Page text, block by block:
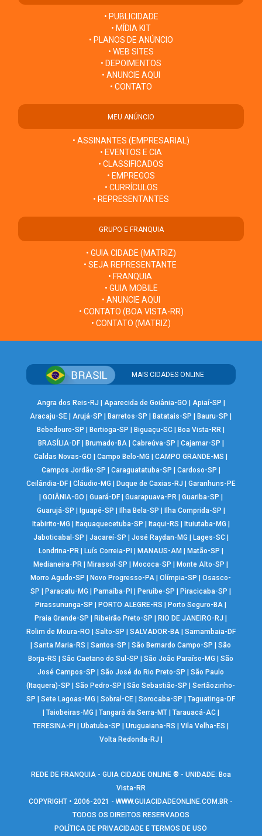
• PUBLICIDADE
• MÍDIA KIT
• PLANOS DE ANÚNCIO
• WEB SITES
• DEPOIMENTOS
• ANUNCIE AQUI
• CONTATO
MEU ANÚNCIO
• ASSINANTES (EMPRESARIAL)
• EVENTOS E CIA
• CLASSIFICADOS
• EMPREGOS
• CURRÍCULOS
• REPRESENTANTES
GRUPO E FRANQUIA
• GUIA CIDADE (MATRIZ)
• SEJA REPRESENTANTE
• FRANQUIA
• GUIA MOBILE
• ANUNCIE AQUI
• CONTATO (BOA VISTA-RR)
• CONTATO (MATRIZ)
MAIS CIDADES ONLINE
Angra dos Reis-RJ Aparecida de Goiânia-GO Apiaí-SP
Aracaju-SE |Arujá-SP Barretos-SP Batatais-SP Bauru-SP
Bebedouro-SP
Bertioga-SP Biguaçu-SC Boa Vista-RR
BRASÍLIA-DF| Brumado-BA| Cabreúva-SP Cajamar-SP
Caldas Novas-GO
|Campo Belo-MG |CAMPO GRANDE-MS
Campos Jordão-SP
Caraguatatuba-SP Cardoso-SP
Ceilândia-DF| Cláudio-MG Duque de Caxias-RJ
Garanhuns-PE
GOIÂNIA-GO Guará-DF| Guarapuava-PR| Guariba-SP
Guarujá-SP
Iguapé-SP Ilha Bela-SP Ilha Comprida-SP
Itabirito-MG
Itaquaquecetuba-SP Itaqui-RS Ituiutaba-MG
Jaboticabal-SP
Jacareí-SP José Raydan-MG Lages-SC|
Londrina-PR| Luís Correia-PI MANAUS-AM Matão-SP
Medianeira-PR
Mirassol-SP Mococa-SP Monte Alto-SP
Morro Agudo-SP
Novo Progresso-PA |Olímpia-SP |Osasco-
SP
Paracatu-MG Parnaíba-PI Peruíbe-SP Piracicaba-SP
Pirassununga-SP
PORTO ALEGRE-RS Porto Seguro-BA
Praia Grande-SP
Ribeirão Preto-SP RIO DE JANEIRO-RJ
Rolim de Moura-RO
Salto-SP SALVADOR-BA| Samambaia-DF
|Santa Maria-RS |Santos-SP |São Bernardo Campo-SP |São
Borja-RS
|São Caetano do Sul-SP |São João Paraíso-MG |São
José Campos-SP
|São José do Rio Preto-SP |São Paulo
(Itaquera)-SP
|São Pedro-SP |São Sebastião-SP |Sertãozinho-
SP
|Sete Lagoas-MG |Sobral-CE |Sorocaba-SP |Taguatinga-DF
Taiobeiras-MG Tangará da Serra-MT| Tarauacá-AC|
TERESINA-PI
|Ubatuba-SP |Uruguaiana-RS |Vila Velha-ES
Volta Redonda-RJ
REDE DE FRANQUIA - GUIA CIDADE ONLINE ® - UNIDADE: Boa
Vista-RR
COPYRIGHT • 2006-2021 -WWW.GUIACIDADEONLINE.COM.BR -
TODOS OS DIREITOS RESERVADOS
POLÍTICA DE PRIVACIDADE E TERMOS DE USO